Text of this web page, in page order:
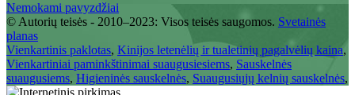
Nemokami pavyzdžiai
© Autorių teisės - 2010–2023: Visos teisės saugomos. Svetainės
planas
Vienkartinis paklotas, Kinijos letenėlių ir tualetinių pagalvėlių kaina,
Vienkartiniai paminkštinimai suaugusiesiems, Sauskelnės
suaugusiems, Higieninės sauskelnės, Suaugusiųjų kelnių sauskelnės,